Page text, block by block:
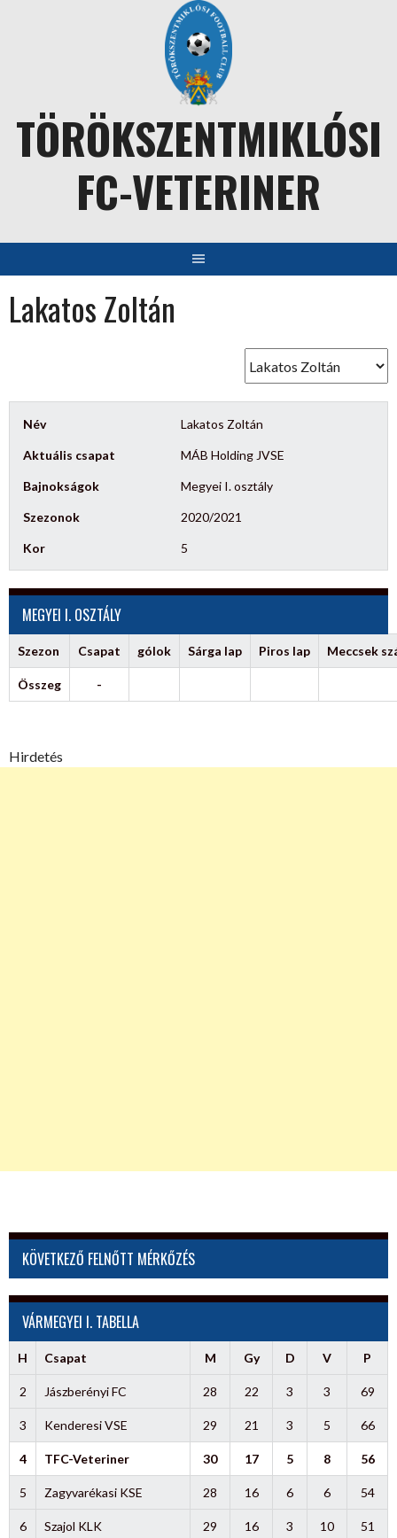
TÖRÖKSZENTMIKLÓSI
FC-VETERINER
Lakatos Zoltán
Név Lakatos Zoltán
Aktuális csapat MÁB Holding JVSE
Bajnokságok Megyei I. osztály
Szezonok 2020/2021
Kor 5
MEGYEI I. OSZTÁLY
Szezon Csapat gólok Sárga lap Piros lap Meccsek
Összeg -
Hirdetés
KÖVETKEZŐ FELNŐTT MÉRKŐZÉS
VÁRMEGYEI I. TABELLA
H Csapat M Gy D V P
2 Jászberényi FC 28 22 3 3 69
3 Kenderesi VSE 29 21 3 5 66
4 TFC-Veteriner 30 17 5 8 56
5 Zagyvarékasi KSE 28 16 6 6 54
6 Szajol KLK 29 16 3 10 51